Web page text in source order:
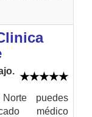
puedes
médico